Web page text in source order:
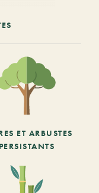
ET ARBUSTES
PERSISTANTS